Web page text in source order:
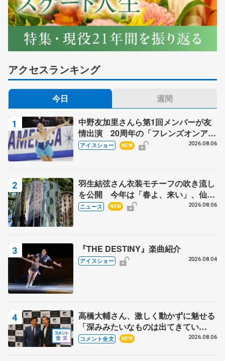
アクセスランキング
今日 週間
中野友加里さんら第1回メンバーが友
情出演 20周年の「フレンズオンアイ
ス」 宮本賢二さん、有川梨絵さん、
アイスショー NEW 2026.08.06
羽生結弦さん衣装モチーフの吹き流し
を公開 今年は「春よ、来い」、仙台
の瑞鳳殿
ニュース NEW 2026.08.06
『THE DESTINY』楽曲紹介
アイスショー 2026.08.04
高橋大輔さん、激しく動かずに魅せる
「深みみたいなものは出てきてい
る？」 〝兄さん〟と慕うレジェンド
コメント全文 NEW 2026.08.06